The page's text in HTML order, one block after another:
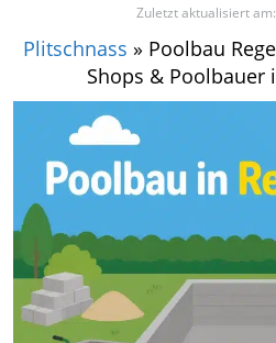
Zuletzt aktualisiert
Plitschnass » Poolbau
Shops & Poolbauer